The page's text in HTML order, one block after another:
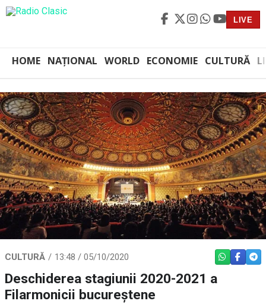
LIVE
HOME NAȚIONAL WORLD ECONOMIE CULTURĂ
CULTURĂ 13:48 / 05/10/2020 WHATSAPP
Deschiderea stagiunii 2020-2021 a
Filarmonicii bucureștene